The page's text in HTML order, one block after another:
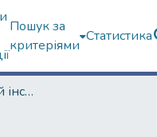
Пошук за
критеріями
Статистика
Навчально-науковий інститут міжнародної освіти